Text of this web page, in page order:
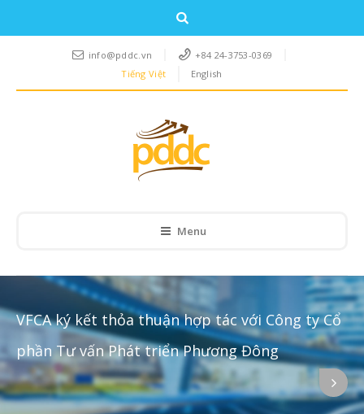
info@pddc.vn
+84 24-3753-0369
Tiếng Việt
English
Menu
VFCA ký kết thỏa thuận hợp tác với Công ty Cổ
phần Tư vấn Phát triển Phương Đông